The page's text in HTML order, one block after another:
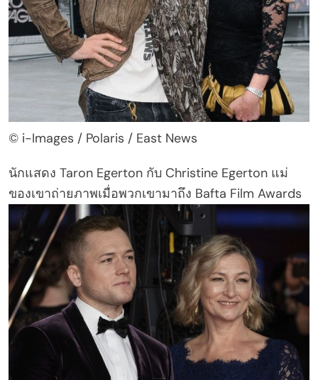
© i-Images / Polaris / East News
นักแสดง Taron Egerton กับ Christine Egerton แม่
ของเขาถ่ายภาพเมื่อพวกเขามาถึง Bafta Film Awards